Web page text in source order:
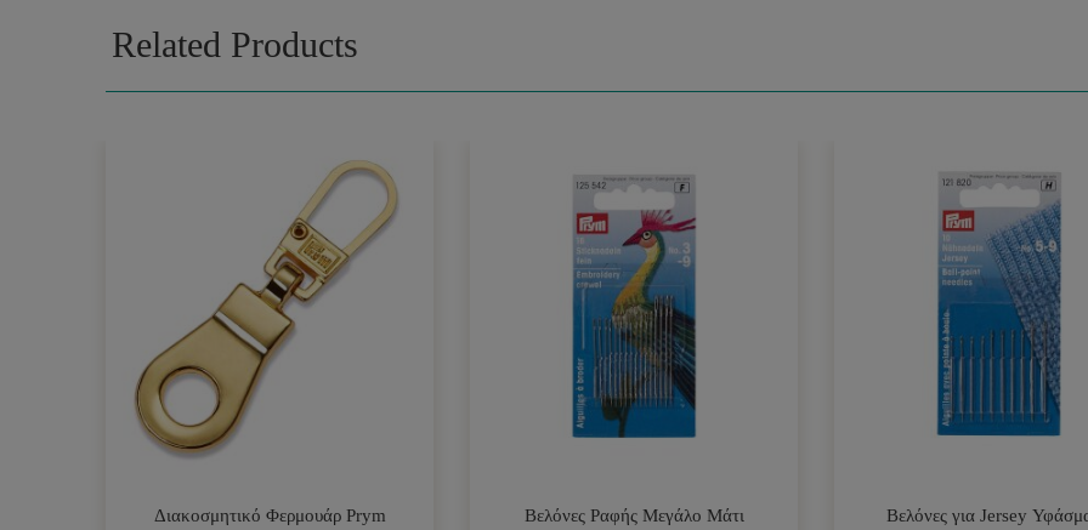
Related Products
Διακοσμητικό Φερμουάρ Prym
Βελόνες Ραφής Μεγάλο Μάτι
Βελόνες για Jersey